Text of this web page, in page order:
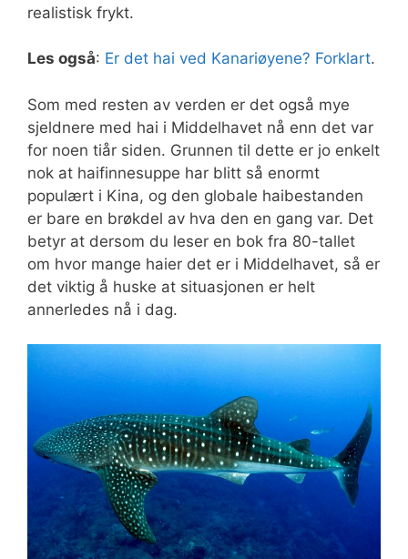
realistisk frykt.
Les også: Er det hai ved Kanariøyene? Forklart.
Som med resten av verden er det også mye
sjeldnere med hai i Middelhavet nå enn det var
for noen tiår siden. Grunnen til dette er jo enkelt
nok at haifinnesuppe har blitt så enormt
populært i Kina, og den globale haibestanden
er bare en brøkdel av hva den en gang var. Det
betyr at dersom du leser en bok fra 80-tallet
om hvor mange haier det er i Middelhavet, så er
det viktig å huske at situasjonen er helt
annerledes nå i dag.